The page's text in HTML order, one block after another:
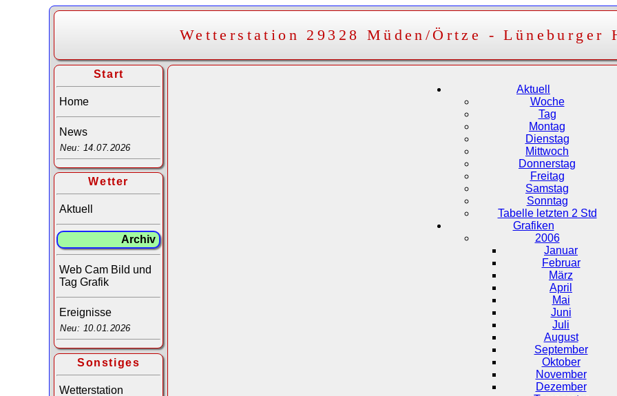
Wetterstation 29328 Müden/Örtze - Lüneburger
Start
Home
News
Neu: 14.07.2026
Wetter
Aktuell
Archiv
Web Cam Bild und
Tag Grafik
Ereignisse
Neu: 10.01.2026
Sonstiges
Wetterstation
Aktuell
Woche
Tag
Montag
Dienstag
Mittwoch
Donnerstag
Freitag
Samstag
Sonntag
Tabelle letzten 2 Std
Grafiken
2006
Januar
Februar
März
April
Mai
Juni
Juli
August
September
Oktober
November
Dezember